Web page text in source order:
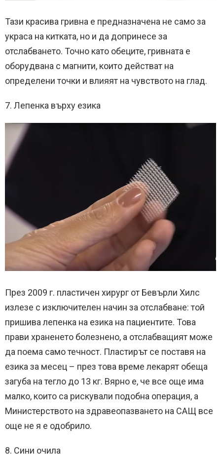
Тази красива гривна е предназначена не само за
украса на китката, но и да допринесе за
отслабването. Точно като обеците, гривната е
оборудвана с магнити, които действат на
определени точки и влияят на чувството на глад.
7. Лепенка върху езика
През 2009 г. пластичен хирург от Бевърли Хилс
излезе с изключителен начин за отслабване: той
пришива лепенка на езика на пациентите. Това
прави храненето болезнено, а отслабващият може
да поема само течност. Пластирът се поставя на
езика за месец – през това време лекарят обеща
загуба на тегло до 13 кг. Вярно е, че все още има
малко, които са рискували подобна операция, а
Министерството на здравеопазването на САЩ все
още не я е одобрило.
8. Сини очила